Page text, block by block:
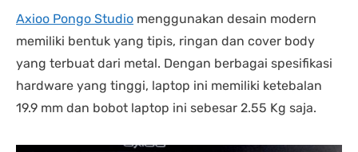
Axioo Pongo Studio menggunakan desain modern
memiliki bentuk yang tipis, ringan dan cover body
yang terbuat dari metal. Dengan berbagai spesifikasi
hardware yang tinggi, laptop ini memiliki ketebalan
19.9 mm dan bobot laptop ini sebesar 2.55 Kg saja.